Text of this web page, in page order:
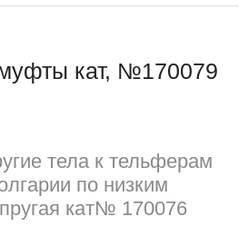
кат, №170079
тела к тельферам
по низким
кат№ 170076